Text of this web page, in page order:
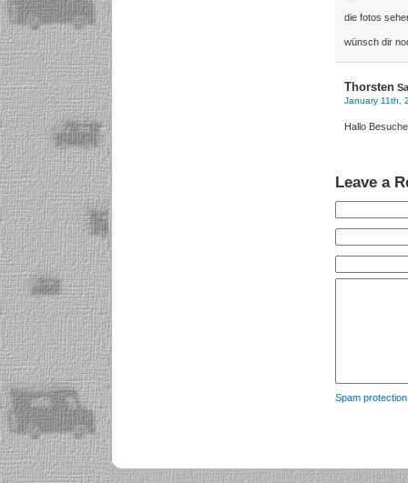
die fotos
wünsch dir
Thorsten
January 11th,
Hallo
Leave a
Spam